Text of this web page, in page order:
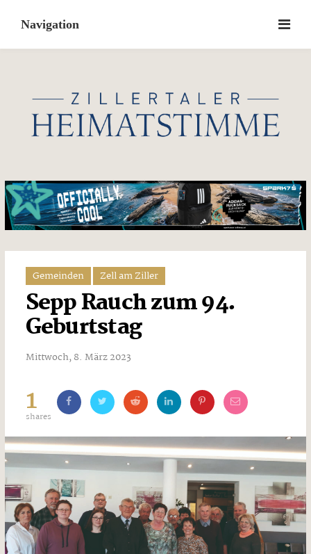
content
Gemeinden Zell am Ziller
Sepp Rauch zum 94.
Geburtstag
Mittwoch, 8. März 2023
1
shares